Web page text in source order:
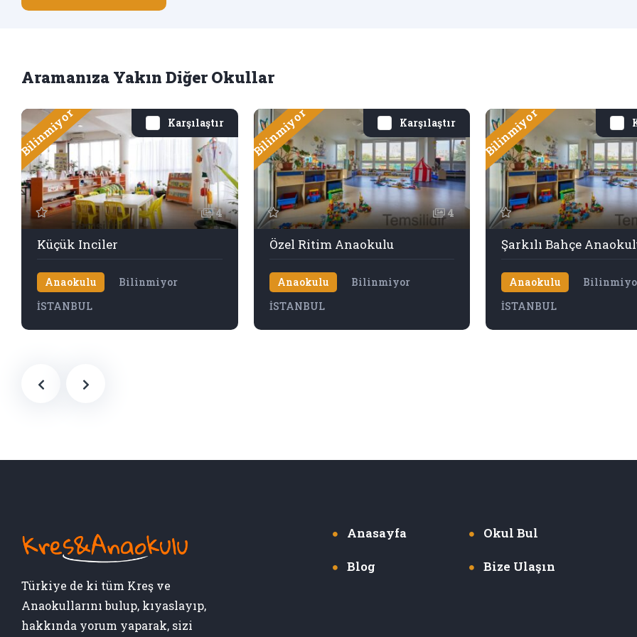
Aramanıza Yakın Diğer Okullar
Karşılaştır
Bilinmiyor
4
Küçük Inciler
Anaokulu
Bilinmiyor
İSTANBUL
Karşılaştır
Bilinmiyor
4
Özel Ritim Anaokulu
Anaokulu
Bilinmiyor
İSTANBUL
Bilinmiyor
Şarkılı Bahçe
Anaokulu
İSTANBUL
Türkiye de ki tüm Kreş ve
Anaokullarını bulup, kıyaslayıp,
hakkında yorum yaparak, sizi
Anasayfa Okul Bul
Blog Bize Ulaşın